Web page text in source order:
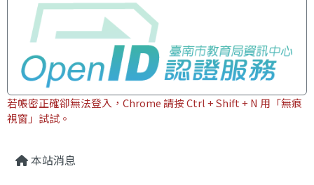
若帳密正確卻無法登入，Chrome 請按 Ctrl + Shift + N 用「無痕
視窗」試試。
本站消息